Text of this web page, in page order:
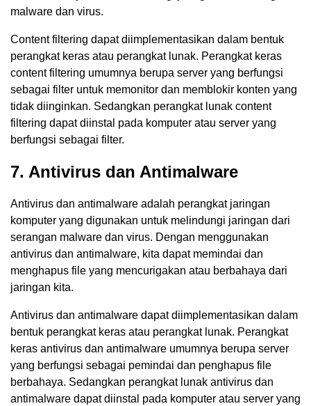
malware dan virus.
Content filtering dapat diimplementasikan dalam bentuk
perangkat keras atau perangkat lunak. Perangkat keras
content filtering umumnya berupa server yang berfungsi
sebagai filter untuk memonitor dan memblokir konten yang
tidak diinginkan. Sedangkan perangkat lunak content
filtering dapat diinstal pada komputer atau server yang
berfungsi sebagai filter.
7. Antivirus dan Antimalware
Antivirus dan antimalware adalah perangkat jaringan
komputer yang digunakan untuk melindungi jaringan dari
serangan malware dan virus. Dengan menggunakan
antivirus dan antimalware, kita dapat memindai dan
menghapus file yang mencurigakan atau berbahaya dari
jaringan kita.
Antivirus dan antimalware dapat diimplementasikan dalam
bentuk perangkat keras atau perangkat lunak. Perangkat
keras antivirus dan antimalware umumnya berupa server
yang berfungsi sebagai pemindai dan penghapus file
berbahaya. Sedangkan perangkat lunak antivirus dan
antimalware dapat diinstal pada komputer atau server yang